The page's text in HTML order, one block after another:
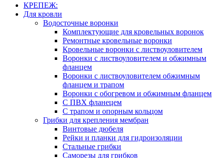
КРЕПЕЖ:
Для кровли
Водосточные воронки
Комплектующие для кровельных воронок
Ремонтные кровельные воронки
Кровельные воронки с листвоуловителем
Воронки с листвоуловителем и обжимным
фланцем
Воронки с листвоуловителем обжимным
фланцем и трапом
Воронки с обогревом и обжимным фланцем
С ПВХ фланецем
С трапом и опорным кольцом
Грибки для крепления мембран
Винтовые дюбеля
Рейки и планки для гидроизоляции
Стальные грибки
Саморезы для грибков